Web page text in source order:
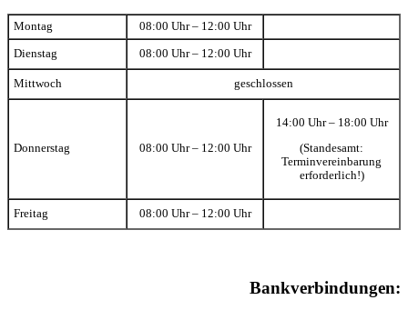
Montag 08:00 Uhr – 12:00 Uhr
Dienstag 08:00 Uhr – 12:00 Uhr
Mittwoch geschlossen
Donnerstag 08:00 Uhr – 12:00 Uhr
14:00 Uhr – 18:00 Uhr
(Standesamt:
Terminvereinbarung
erforderlich!)
Freitag 08:00 Uhr – 12:00 Uhr
Bankverbindungen: